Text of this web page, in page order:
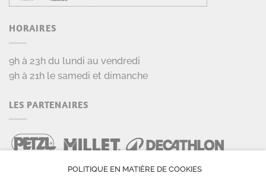
HORAIRES
9h à 23h du lundi au vendredi
9h à 21h le samedi et dimanche
LES PARTENAIRES
POLITIQUE EN MATIÈRE DE COOKIES